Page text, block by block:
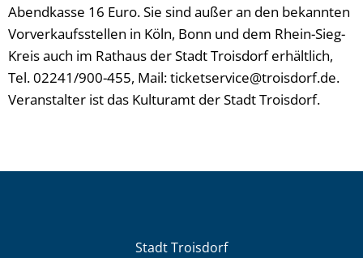
Abendkasse 16 Euro. Sie sind außer an den bekannten
Vorverkaufsstellen in Köln, Bonn und dem Rhein-Sieg-
Kreis auch im Rathaus der Stadt Troisdorf erhältlich,
Tel. 02241/900-455, Mail: ticketservice@troisdorf.de.
Veranstalter ist das Kulturamt der Stadt Troisdorf.
Stadt Troisdorf